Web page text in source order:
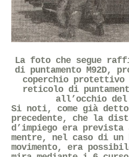
La foto che segue
di puntamento M92D,
coperchio
reticolo di
all’occhio
Si noti, come già
precedente, che la
d’impiego era prevista
mentre, nel caso di
movimento, era